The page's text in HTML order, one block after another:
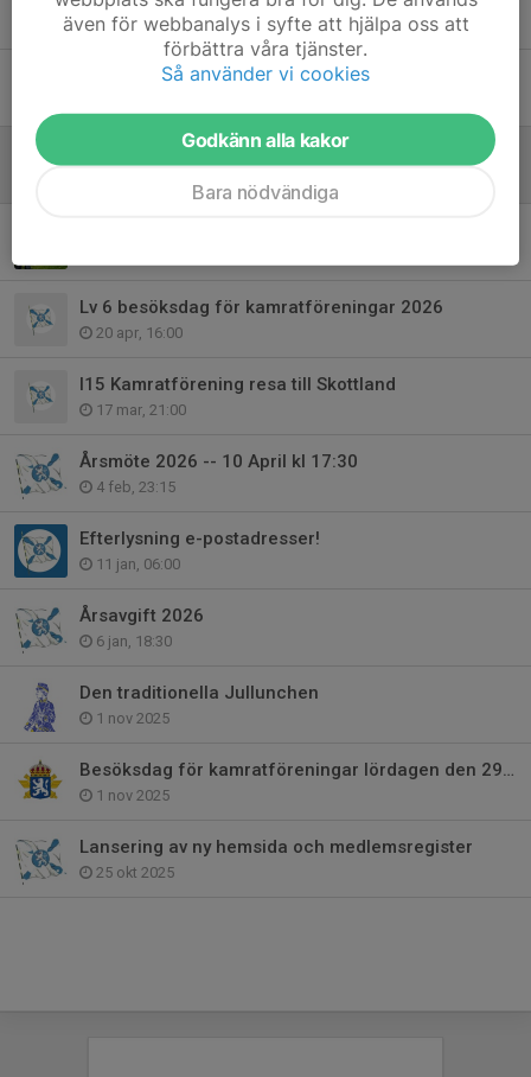
Tidigare nyheter
Resa Slaget vid LUND 1676
Inbjudan GRILLFEST -- 28:e augusti 2026
Lv 6 besöksdag för kamratföreningar 2026
20 apr, 16:00
I15 Kamratförening resa till Skottland
17 mar, 21:00
Årsmöte 2026 -- 10 April kl 17:30
4 feb, 23:15
Efterlysning e-postadresser!
11 jan, 06:00
Årsavgift 2026
6 jan, 18:30
Den traditionella Jullunchen
1 nov 2025
Besöksdag för kamratföreningar lördagen den 29 nov
1 nov 2025
Lansering av ny hemsida och medlemsregister
25 okt 2025
även för webbanalys i syfte att hjälpa oss att
förbättra våra tjänster.
Så använder vi cookies
Godkänn alla kakor
Bara nödvändiga